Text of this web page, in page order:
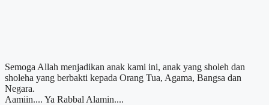
Semoga Allah menjadikan anak kami ini, anak yang sholeh dan
sholeha yang berbakti kepada Orang Tua, Agama, Bangsa dan
Negara.
Aamiin.... Ya Rabbal Alamin....